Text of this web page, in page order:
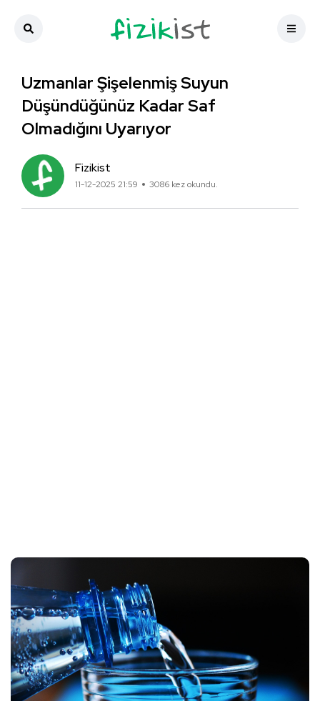
Uzmanlar Şişelenmiş Suyun
Düşündüğünüz Kadar Saf
Olmadığını Uyarıyor
Fizikist
11-12-2025 21:59 3086 kez okundu.